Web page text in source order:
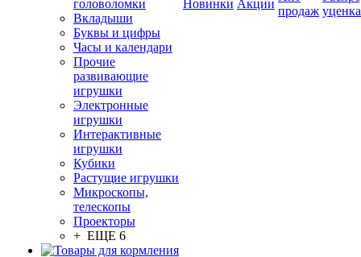
головоломки
Вкладыши
Буквы и цифры
Часы и календари
Прочие
развивающие
игрушки
Электронные
игрушки
Интерактивные
игрушки
Кубики
Растущие игрушки
Микроскопы,
телескопы
Проекторы
+ ЕЩЕ 6
Новинки Акции
продаж уценка